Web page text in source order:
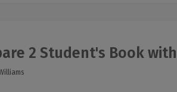
2 Student's Book